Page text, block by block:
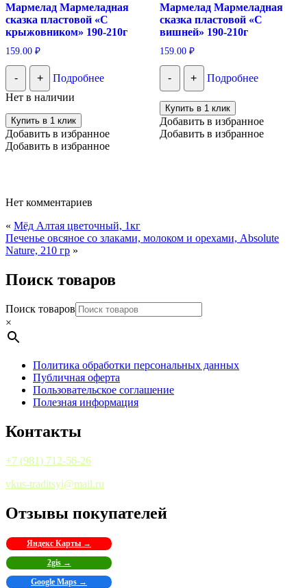
Мармелад Мармеладная
сказка пластовой «С
крыжовником» 190-210г
159.00 ₽
- +
Подробнее
Нет в наличии
Купить в 1 клик
Добавить в избранное
Добавить в избранное
Мармелад Мармеладная
сказка пластовой «С
вишней» 190-210г
159.00 ₽
- + Подробнее
Купить в 1 клик
Добавить в избранное
Добавить в избранное
Нет комментариев
« Мёд Алтая цветочный, 1кг
Печенье овсяное со злаками, молоком и орехами, Absolute
Nature, 210 гр »
Поиск товаров
Поиск товаров
×
Политика обработки персональных данных
Публичная оферта
Пользовательское соглашение
Полезная информация
Контакты
+7 (981) 712-56-26
vkus-traditsyi@mail.ru
Отзывы покупателей
Яндекс Карты →
2gis →
Google Maps →